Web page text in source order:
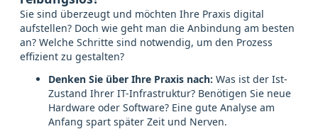
Sie sind überzeugt und möchten Ihre Praxis digital
aufstellen? Doch wie geht man die Anbindung am besten
an? Welche Schritte sind notwendig, um den Prozess
effizient zu gestalten?
Denken Sie über Ihre Praxis nach: Was ist der Ist-
Zustand Ihrer IT-Infrastruktur? Benötigen Sie neue
Hardware oder Software? Eine gute Analyse am
Anfang spart später Zeit und Nerven.